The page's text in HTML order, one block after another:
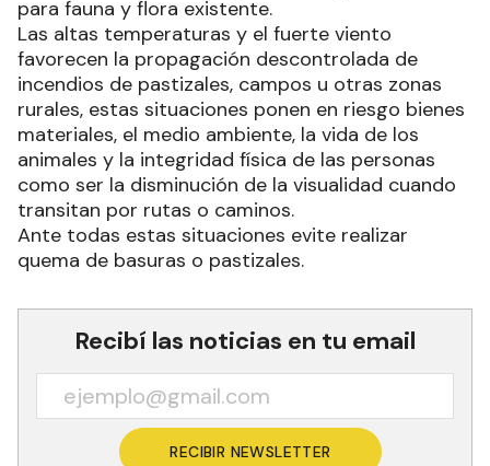
para fauna y flora existente.
Las altas temperaturas y el fuerte viento
favorecen la propagación descontrolada de
incendios de pastizales, campos u otras zonas
rurales, estas situaciones ponen en riesgo bienes
materiales, el medio ambiente, la vida de los
animales y la integridad física de las personas
como ser la disminución de la visualidad cuando
transitan por rutas o caminos.
Ante todas estas situaciones evite realizar
quema de basuras o pastizales.
Recibí las noticias en tu email
RECIBIR NEWSLETTER